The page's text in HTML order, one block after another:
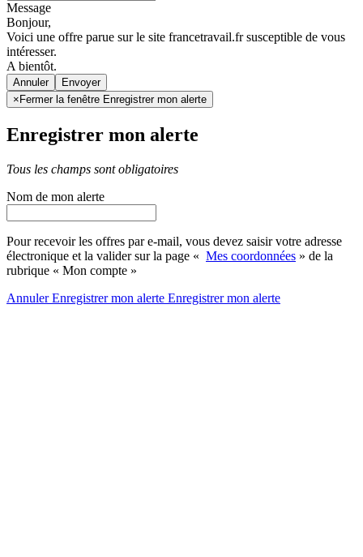
Message
Bonjour,
Voici une offre parue sur le site francetravail.fr susceptible de vous
intéresser.
A bientôt.
Annuler
× Fermer la fenêtre Enregistrer mon alerte
Enregistrer mon alerte
Tous les champs sont obligatoires
Nom de mon alerte
Pour recevoir les offres par e-mail, vous devez saisir votre adresse
électronique et la valider sur la page « Mes coordonnées » de la
rubrique « Mon compte »
AnnulerEnregistrer mon alerte Enregistrermon alerte